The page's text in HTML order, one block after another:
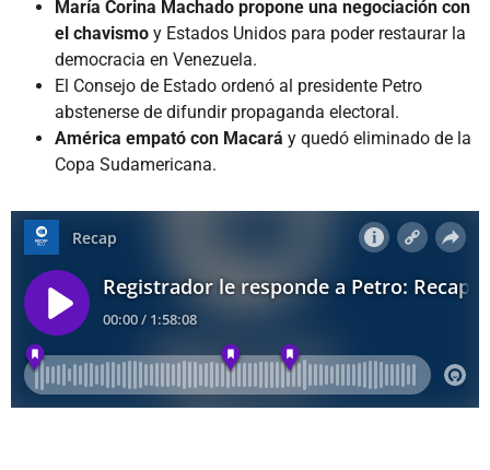
María Corina Machado propone una negociación con
el chavismo y Estados Unidos para poder restaurar la
democracia en Venezuela.
El Consejo de Estado ordenó al presidente Petro
abstenerse de difundir propaganda electoral.
América empató con Macará y quedó eliminado de la
Copa Sudamericana.